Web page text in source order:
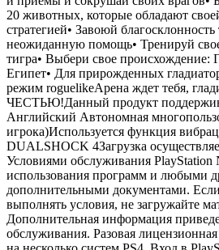
20 животных, которые обладают
стратегией• Завоюй
неожиданную помощь• Тренируй
тигра• Выбери свое происхождение:
Египет• Для прирожденных
режим roguelikeАрена ждет тебя,
ЧЕСТЬЮ!Данный продукт
Английский Автономная
игрока)Используется функция
DUALSHOCK 4Загрузка
Условиями обслуживания PlayStation
использования программ и любыми
дополнительными документами.
выполнять условия, не загружайте
Дополнительная информация
обслуживания. Разовая лицензионная